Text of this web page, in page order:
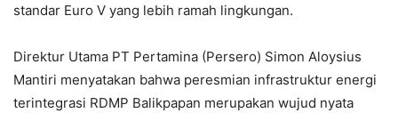
standar Euro V yang lebih ramah lingkungan.
Direktur Utama PT Pertamina (Persero) Simon Aloysius
Mantiri menyatakan bahwa peresmian infrastruktur energi
terintegrasi RDMP Balikpapan merupakan wujud nyata